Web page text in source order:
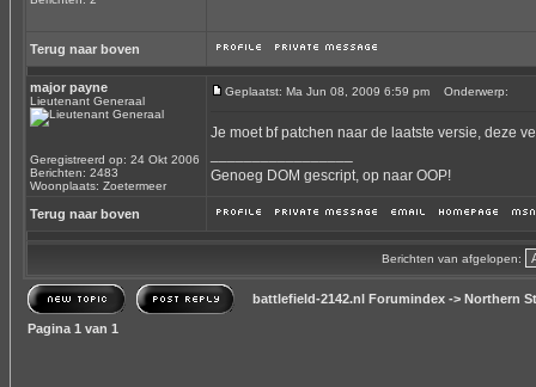
Terug naar boven
major payne
Lieutenant Generaal
Geregistreerd op: 24 Okt 2006
Berichten: 2483
Woonplaats: Zoetermeer
Geplaatst: Ma Jun 08, 2009 6:59 pm Onderwerp:
Je moet bf patchen naar de laatste versie, deze
Genoeg DOM gescript, op naar OOP!
Terug naar boven
Berichten van afgelopen:
battlefield-2142.nl Forumindex -> Northern
Pagina 1 van 1